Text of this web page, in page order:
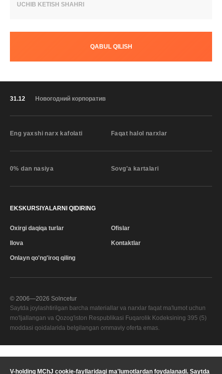
V-holding MChJ cookie-fayllaridagi ma'lumotlardan foydalanadi. Saytda
UCHIB KETISH SHAHRI
QABUL QILISH
31.12 Новогодний корпоратив
Eng yaxshi narx kafolati Faqat halol narxlar
0% dan nasiya Sovg'a kartalari
EKSKURSIYALARNI QIDIRING
Oxirgi daqiqa turlar
Ilova
Onlayn qo'ng'iroq qiling
Ofislar
Kontaktlar
© 2006—2026 Solncetur
Saytda joylashtirilgan barcha materiallar va narxlar faqat ma'lumot uchun
mo'ljallangan va Qozog'iston Respublikasi Fuqarolik Kodeksining 395 (5)
moddasi qoidalarida belgilangan ommaviy oferta emas.
Sizning mintaqangiz — Sifat xizmati